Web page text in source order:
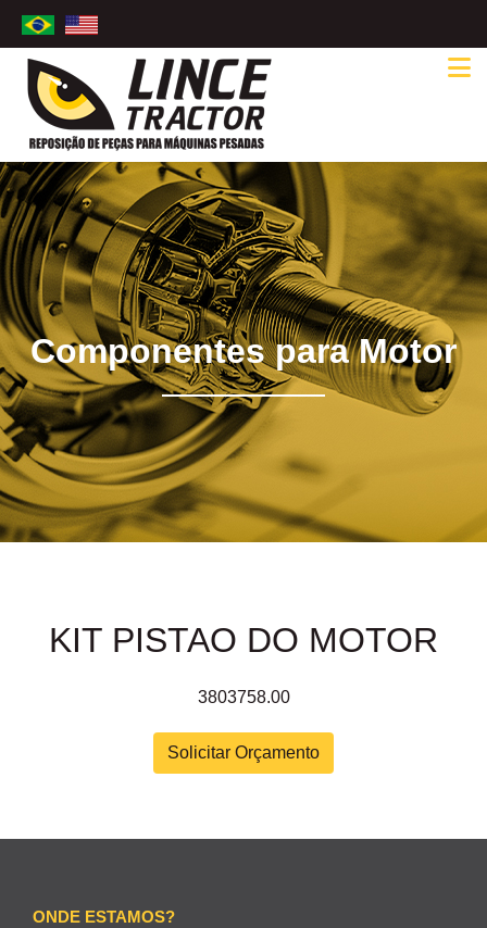
Componentes para Motor
KIT PISTAO DO MOTOR
3803758.00
Solicitar Orçamento
ONDE ESTAMOS?